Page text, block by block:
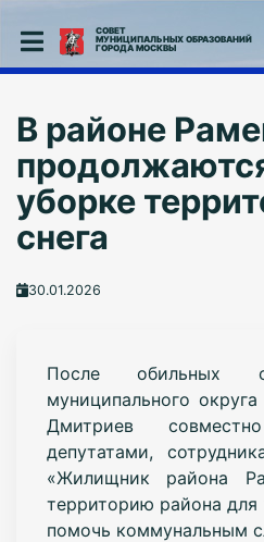
СОВЕТ
МУНИЦИПАЛЬНЫХ ОБРАЗОВАНИЙ
ГОРОДА МОСКВЫ
В районе
уборке
снега
30.01.2026
После обильных
муниципального
Дмитриев
депутатами,
«Жилищник района
территорию района для
помочь коммунальным